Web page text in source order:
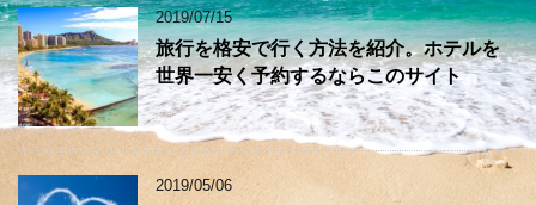
2019/07/15
旅行を格安で行く方法を紹介。ホテルを
世界一安く予約するならこのサイト
2019/05/06